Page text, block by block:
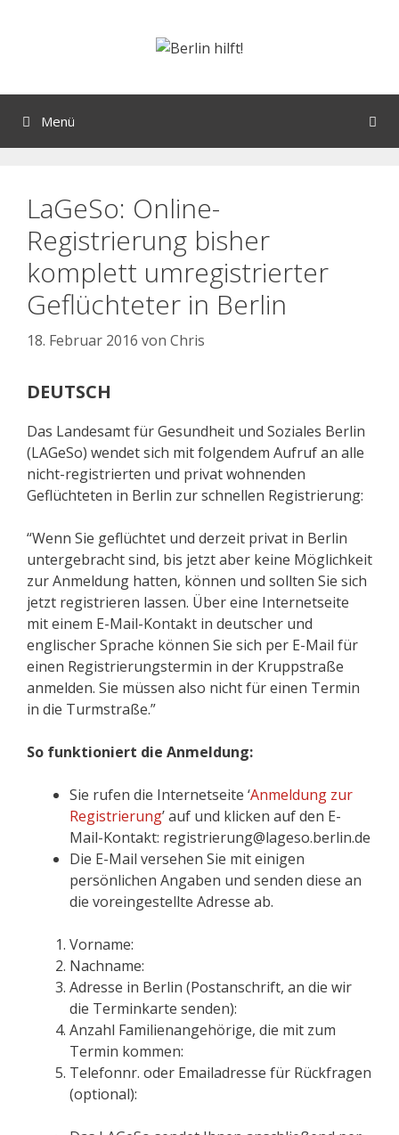
Menü
LaGeSo: Online-
Registrierung bisher
komplett umregistrierter
Geflüchteter in Berlin
18. Februar 2016 von Chris
DEUTSCH
Das Landesamt für Gesundheit und Soziales Berlin
(LAGeSo) wendet sich mit folgendem Aufruf an alle
nicht-registrierten und privat wohnenden
Geflüchteten in Berlin zur schnellen Registrierung:
“Wenn Sie geflüchtet und derzeit privat in Berlin
untergebracht sind, bis jetzt aber keine Möglichkeit
zur Anmeldung hatten, können und sollten Sie sich
jetzt registrieren lassen. Über eine Internetseite
mit einem E-Mail-Kontakt in deutscher und
englischer Sprache können Sie sich per E-Mail für
einen Registrierungstermin in der Kruppstraße
anmelden. Sie müssen also nicht für einen Termin
in die Turmstraße.”
So funktioniert die Anmeldung:
Sie rufen die Internetseite ‘Anmeldung zur
Registrierung’ auf und klicken auf den E-
Mail-Kontakt: registrierung@lageso.berlin.de
Die E-Mail versehen Sie mit einigen
persönlichen Angaben und senden diese an
die voreingestellte Adresse ab.
Vorname:
Nachname:
Adresse in Berlin (Postanschrift, an die wir
die Terminkarte senden):
Anzahl Familienangehörige, die mit zum
Termin kommen:
Telefonnr. oder Emailadresse für Rückfragen
(optional):